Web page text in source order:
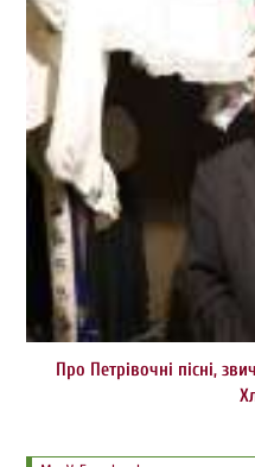
Про Петрівочні пісні,